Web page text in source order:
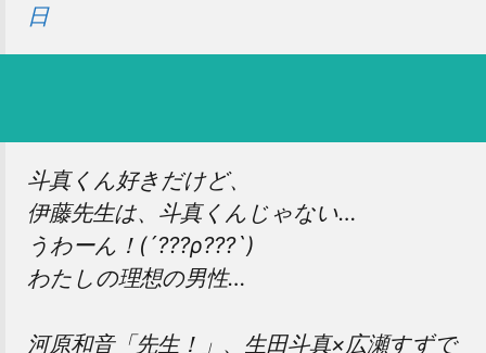
日
斗真くん好きだけど、
伊藤先生は、斗真くんじゃない…
うわーん！(´???ρ???`)
わたしの理想の男性…
河原和音「先生！」、生田斗真×広瀬すずで